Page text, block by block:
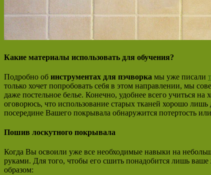
Какие материалы использовать для обучения?
Подробно об инструментах для пэчворка мы уже писали
только хочет попробовать себя в этом направлении, мы
даже постельное белье. Конечно, удобнее всего учиться
оговорюсь, что использование старых тканей хорошо
посередине Вашего покрывала обнаружится потертость
Пошив лоскутного покрывала
Когда Вы освоили уже все необходимые навыки на
руками. Для того, чтобы его сшить понадобится лишь
образом: